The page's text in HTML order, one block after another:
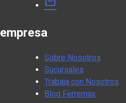
empresa
Sobre Nosotros
Sucursales
Trabaja con Nosotros
Blog Ferremax